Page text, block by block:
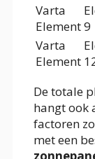
Varta
Element9
Varta
Element
De totale
hangt ook
factoren
met een